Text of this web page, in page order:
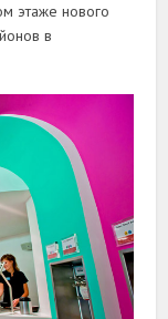
этаже нового
в